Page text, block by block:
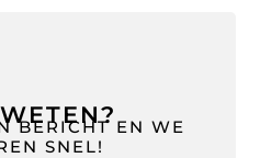
BERICHT EN WE
SNEL!